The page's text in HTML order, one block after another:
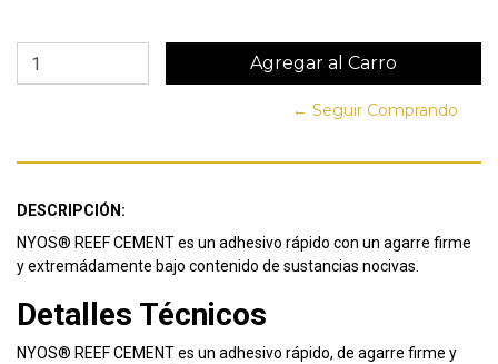
← Seguir Comprando
DESCRIPCIÓN:
NYOS® REEF CEMENT es un adhesivo rápido con un agarre firme
y extremádamente bajo contenido de sustancias nocivas.
Detalles Técnicos
NYOS® REEF CEMENT es un adhesivo rápido, de agarre firme y